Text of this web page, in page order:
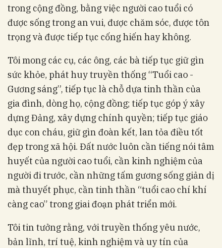
trong cộng đồng, bằng việc người cao tuổi có
được sống trong an vui, được chăm sóc, được tôn
trọng và được tiếp tục cống hiến hay không.
Tôi mong các cụ, các ông, các bà tiếp tục giữ gìn
sức khỏe, phát huy truyền thống “Tuổi cao -
Gương sáng”, tiếp tục là chỗ dựa tinh thần của
gia đình, dòng họ, cộng đồng; tiếp tục góp ý xây
dựng Đảng, xây dựng chính quyền; tiếp tục giáo
dục con cháu, giữ gìn đoàn kết, lan tỏa điều tốt
đẹp trong xã hội. Đất nước luôn cần tiếng nói tâm
huyết của người cao tuổi, cần kinh nghiệm của
người đi trước, cần những tấm gương sống giản dị
mà thuyết phục, cần tinh thần “tuổi cao chí khí
càng cao” trong giai đoạn phát triển mới.
Tôi tin tưởng rằng, với truyền thống yêu nước,
bản lĩnh, trí tuệ, kinh nghiệm và uy tín của